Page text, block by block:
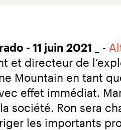
- 11 juin 2021 _ -
et directeur de
Mountain en tant
effet immédiat.
société. Ron sera
les importants